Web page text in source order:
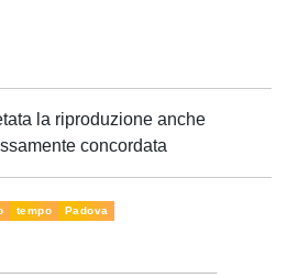
la riproduzione anche
concordata
tempo Padova